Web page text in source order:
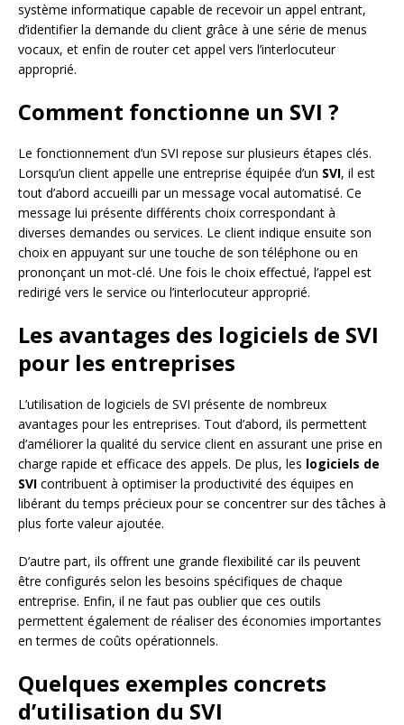
système informatique capable de recevoir un appel entrant,
d’identifier la demande du client grâce à une série de menus
vocaux, et enfin de router cet appel vers l’interlocuteur
approprié.
Comment fonctionne un SVI ?
Le fonctionnement d’un SVI repose sur plusieurs étapes clés.
Lorsqu’un client appelle une entreprise équipée d’un SVI, il est
tout d’abord accueilli par un message vocal automatisé. Ce
message lui présente différents choix correspondant à
diverses demandes ou services. Le client indique ensuite son
choix en appuyant sur une touche de son téléphone ou en
prononçant un mot-clé. Une fois le choix effectué, l’appel est
redirigé vers le service ou l’interlocuteur approprié.
Les avantages des logiciels de SVI
pour les entreprises
L’utilisation de logiciels de SVI présente de nombreux
avantages pour les entreprises. Tout d’abord, ils permettent
d’améliorer la qualité du service client en assurant une prise en
charge rapide et efficace des appels. De plus, les logiciels de
SVI contribuent à optimiser la productivité des équipes en
libérant du temps précieux pour se concentrer sur des tâches à
plus forte valeur ajoutée.
D’autre part, ils offrent une grande flexibilité car ils peuvent
être configurés selon les besoins spécifiques de chaque
entreprise. Enfin, il ne faut pas oublier que ces outils
permettent également de réaliser des économies importantes
en termes de coûts opérationnels.
Quelques exemples concrets
d’utilisation du SVI